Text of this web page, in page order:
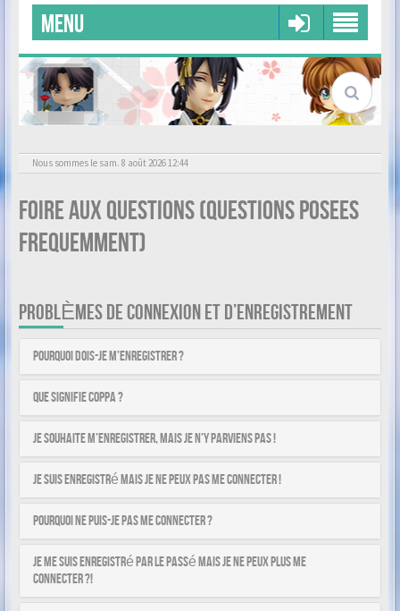
MENU
Nous sommes le sam. 8 août 2026 12:44
Foire aux questions (Questions posees
frequemment)
PROBLÈMES DE CONNEXION ET D’ENREGISTREMENT
Pourquoi dois-je m’enregistrer ?
Que signifie COPPA ?
Je souhaite m’enregistrer, mais je n’y parviens pas !
Je suis enregistré mais je ne peux pas me connecter !
Pourquoi ne puis-je pas me connecter ?
Je me suis enregistré par le passé mais je ne peux plus me
connecter ?!